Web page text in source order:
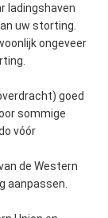
ladingshaven
uw storting.
ongeveer
goed
sommige
vóór
de Western
aanpassen.